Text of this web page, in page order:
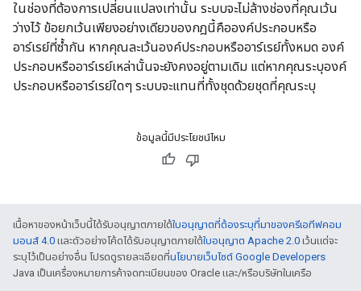
ในช่องที่ต้องการเปลี่ยนแปลงเท่านั้น ระบบจะไม่ล้างช่องที่คุณเว้น
ว่างไว้ ข้อยกเว้นเพียงอย่างเดียวของกฎนี้คือองค์ประกอบหรือ
อาร์เรย์ที่ซ้ำกัน หากคุณละเว้นองค์ประกอบหรืออาร์เรย์ทั้งหมด องค์
ประกอบหรืออาร์เรย์เหล่านั้นจะยังคงอยู่ตามเดิม แต่หากคุณระบุองค์
ประกอบหรืออาร์เรย์ใดๆ ระบบจะแทนที่ทั้งชุดด้วยชุดที่คุณระบุ
ข้อมูลนี้มีประโยชน์ไหม
เนื้อหาของหน้าเว็บนี้ได้รับอนุญาตภายใต้ใบอนุญาตที่ต้องระบุที่มาของครีเอทีฟคอม
มอนส์ 4.0 และตัวอย่างโค้ดได้รับอนุญาตภายใต้ใบอนุญาต Apache 2.0 เว้นแต่จะ
ระบุไว้เป็นอย่างอื่น โปรดดูรายละเอียดที่นโยบายเว็บไซต์ Google Developers
Java เป็นเครื่องหมายการค้าจดทะเบียนของ Oracle และ/หรือบริษัทในเครือ